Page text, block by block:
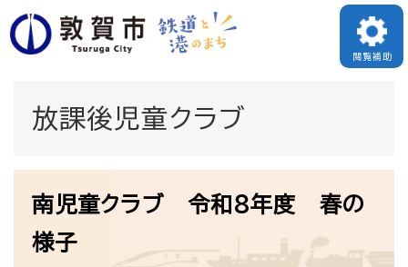
ペ
ー
頭
メニューを飛ばして本文へ
閲覧補助
放課後児童クラブ
南児童クラブ 令和8年度 春の
様子